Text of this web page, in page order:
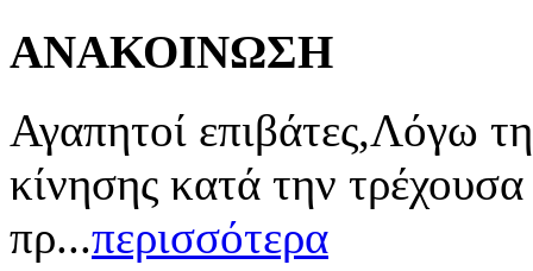
ΑΝΑΚΟΙΝΩΣΗ
Αγαπητοί επιβάτες,Λόγω
κίνησης κατά την
πρ...περισσότερα